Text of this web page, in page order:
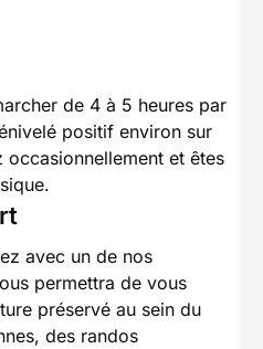
de 4 à 5 heures par
positif environ sur
occasionnellement et êtes
avec un de nos
permettra de vous
préservé au sein du
des randos